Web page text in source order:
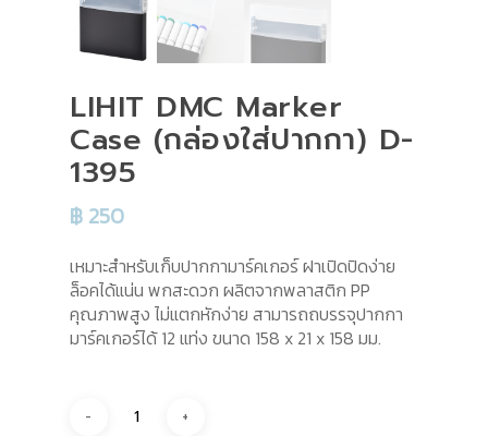
LIHIT DMC Marker
Case (กล่องใส่ปากกา) D-
1395
฿ 250
เหมาะสำหรับเก็บปากกามาร์คเกอร์ ฝาเปิดปิดง่าย
ล็อคได้แน่น พกสะดวก ผลิตจากพลาสติก PP
คุณภาพสูง ไม่แตกหักง่าย สามารถถบรรจุปากกา
มาร์คเกอร์ได้ 12 แท่ง ขนาด 158 x 21 x 158 มม.